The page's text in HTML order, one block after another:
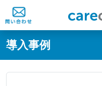
@ -0,0 +1,60 @@
導入事例